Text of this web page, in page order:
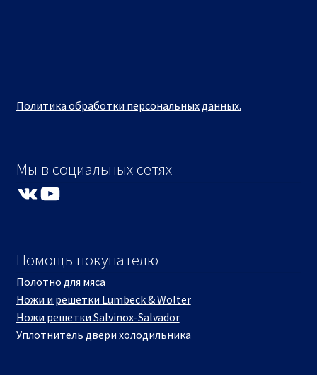
Политика обработки персональных данных.
Мы в социальных сетях
VK YouTube
Помощь покупателю
Полотно для мяса
Ножи и решетки Lumbeck & Wolter
Ножи решетки Salvinox-Salvador
Уплотнитель двери холодильника